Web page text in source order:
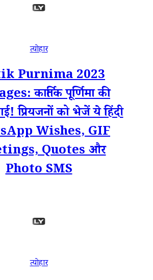
त्योहार
Purnima 2023
कार्तिक पूर्णिमा की
प्रियजनों को भेजें ये हिंदी
Wishes, GIF
Quotes और
Photo SMS
त्योहार